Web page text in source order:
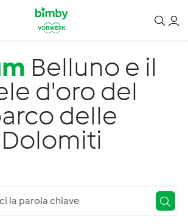
Belluno e il
d'oro del
delle
Dolomiti